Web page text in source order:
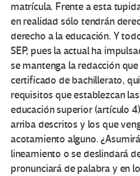
matrícula. Frente a esta
en realidad sólo tendrán
derecho a la educación. Y
SEP, pues la actual ha
se mantenga la redacción
certificado de bachillerato,
requisitos que establezcan
educación superior (artículo
arriba descritos y los que
acotamiento alguno.
lineamiento o se deslindará
pronunciará de palabra y en